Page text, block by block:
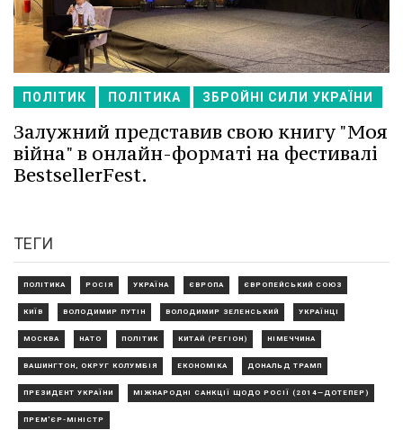
ПОЛІТИК ПОЛІТИКА ЗБРОЙНІ СИЛИ УКРАЇНИ
Залужний представив свою книгу "Моя
війна" в онлайн-форматі на фестивалі
BestsellerFest.
ТЕГИ
ПОЛІТИКА РОСІЯ УКРАЇНА ЄВРОПА ЄВРОПЕЙСЬКИЙ СОЮЗ
КИЇВ ВОЛОДИМИР ПУТІН ВОЛОДИМИР ЗЕЛЕНСЬКИЙ УКРАЇНЦІ
МОСКВА НАТО ПОЛІТИК КИТАЙ (РЕГІОН) НІМЕЧЧИНА
ВАШИНГТОН, ОКРУГ КОЛУМБІЯ ЕКОНОМІКА ДОНАЛЬД ТРАМП
ПРЕЗИДЕНТ УКРАЇНИ МІЖНАРОДНІ САНКЦІЇ ЩОДО РОСІЇ (2014—ДОТЕПЕР)
ПРЕМ'ЄР-МІНІСТР